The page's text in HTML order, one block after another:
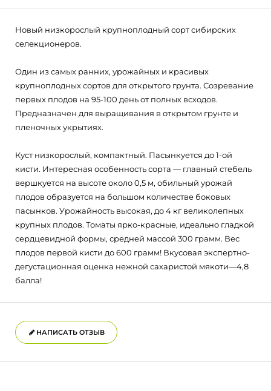
Новый низкорослый крупноплодный сорт сибирских
селекционеров.
Один из самых ранних, урожайных и красивых
крупноплодных сортов для открытого грунта. Созревание
первых плодов на 95-100 день от полных всходов.
Предназначен для выращивания в открытом грунте и
пленочных укрытиях.
Куст низкорослый, компактный. Пасынкуется до 1-ой
кисти. Интересная особенность сорта — главный стебель
вершкуется на высоте около 0,5 м, обильный урожай
плодов образуется на большом количестве боковых
пасынков. Урожайность высокая, до 4 кг великолепных
крупных плодов. Томаты ярко-красные, идеально гладкой
сердцевидной формы, средней массой 300 грамм. Вес
плодов первой кисти до 600 грамм! Вкусовая экспертно-
дегустационная оценка нежной сахаристой мякоти—4,8
балла!
НАПИСАТЬ ОТЗЫВ